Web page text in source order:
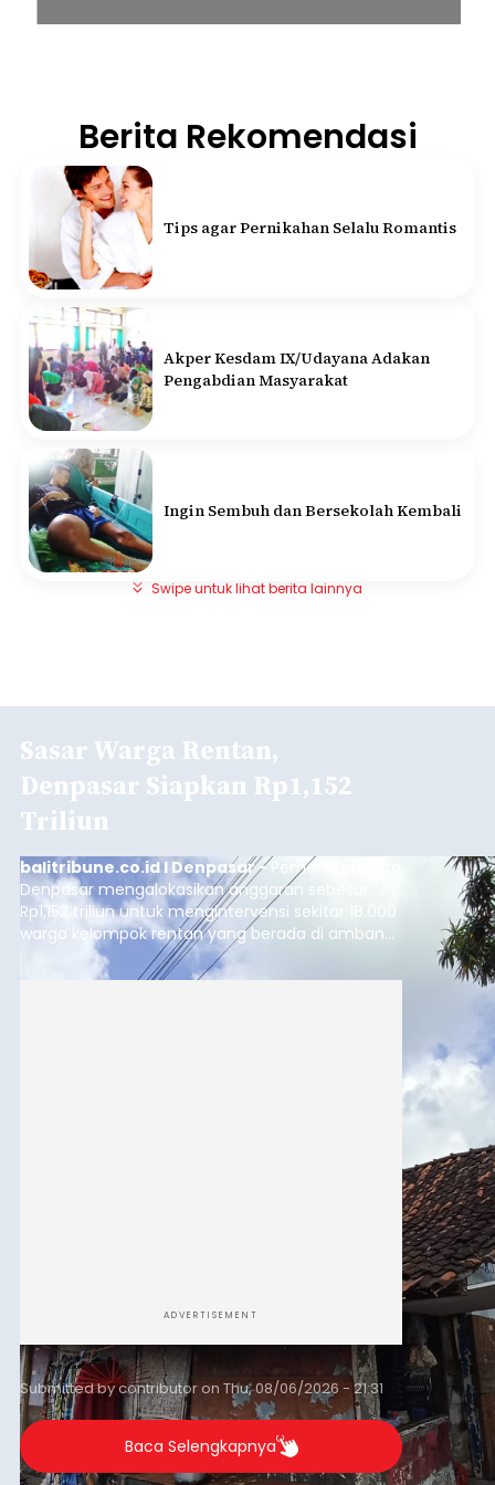
Berita Rekomendasi
Tips agar Pernikahan Selalu Romantis
Akper Kesdam IX/Udayana Adakan
Pengabdian Masyarakat
Ingin Sembuh dan Bersekolah Kembali
Swipe untuk lihat berita lainnya
Sasar Warga Rentan,
Denpasar Siapkan Rp1,152
Triliun
balitribune.co.id I Denpasar -Pemerintah Kota
Denpasar mengalokasikan anggaran sebesar
Rp1,152 triliun untuk mengintervensi sekitar 18.000
warga kelompok rentan yang berada di ambang
garis kemiskinan. Langkah strategis ini diambil
guna menjaga masyarakat yang berada pada
ADVERTISEMENT
Submitted bycontributoron Thu, 08/06/2026 - 21:31
Baca Selengkapnya